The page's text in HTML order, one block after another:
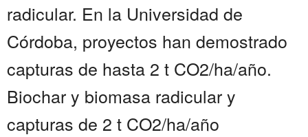
radicular. En la Universidad de
Córdoba, proyectos han demostrado
capturas de hasta 2 t CO2/ha/año.
Biochar y biomasa radicular y
capturas de 2 t CO2/ha/año